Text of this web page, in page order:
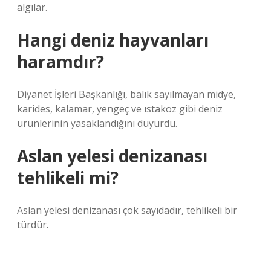
algılar.
Hangi deniz hayvanları
haramdır?
Diyanet İşleri Başkanlığı, balık sayılmayan midye,
karides, kalamar, yengeç ve ıstakoz gibi deniz
ürünlerinin yasaklandığını duyurdu.
Aslan yelesi denizanası
tehlikeli mi?
Aslan yelesi denizanası çok sayıdadır, tehlikeli bir
türdür.